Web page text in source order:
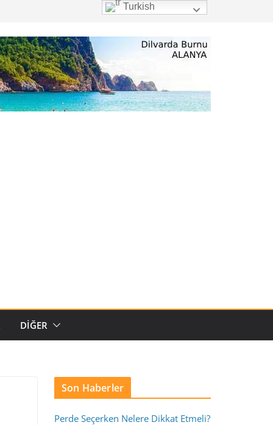
DIĞER
Son Haberler
Perde Seçerken Nelere Dikkat Etmeli?
Turkish